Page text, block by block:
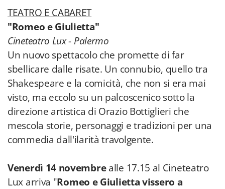
TEATRO E CABARET
"Romeo e Giulietta"
Cineteatro Lux - Palermo
Un nuovo spettacolo che promette di far
sbellicare dalle risate. Un connubio, quello tra
Shakespeare e la comicità, che non si era mai
visto, ma eccolo su un palcoscenico sotto la
direzione artistica di Orazio Bottiglieri che
mescola storie, personaggi e tradizioni per una
commedia dall'ilarità travolgente.
Venerdì 14 novembrealle 17.15 al Cineteatro
Lux arriva "Romeo e Giulietta vissero a